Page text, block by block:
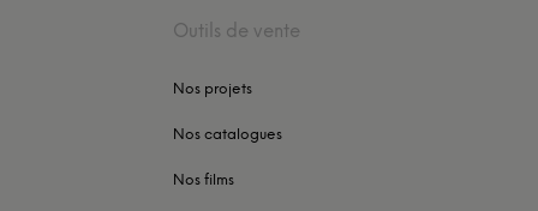
Outils de vente
Nos projets
Nos catalogues
Nos films